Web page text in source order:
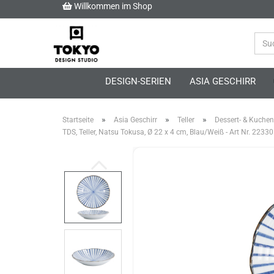
Willkommen im Shop
DESIGN-SERIEN ASIA GESCHIRR
Startseite » Asia Geschirr » Teller » Dessert- &
TDS, Teller, Natsu Tokusa, Ø 22 x 4 cm, Blau/Weiß - Art Nr. 22330